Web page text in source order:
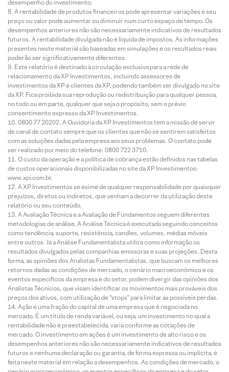
desempenho do investimento.
A rentabilidade de produtos financeiros pode apresentar variações e seu
preço ou valor pode aumentar ou diminuir num curto espaço de tempo. Os
desempenhos anteriores não são necessariamente indicativos de resultados
futuros. A rentabilidade divulgada não é líquida de impostos. As informações
presentes neste material são baseadas em simulações e os resultados reais
poderão ser significativamente diferentes.
Este relatório é destinado à circulação exclusiva para a rede de
relacionamento da XP Investimentos, incluindo assessores de
investimentos da XP e clientes da XP, podendo também ser divulgado no site
da XP. Fica proibida sua reprodução ou redistribuição para qualquer pessoa,
no todo ou em parte, qualquer que seja o propósito, sem o prévio
consentimento expresso da XP Investimentos.
0800 77 20202. A Ouvidoria da XP Investimentos tem a missão de servir
de canal de contato sempre que os clientes que não se sentirem satisfeitos
com as soluções dadas pela empresa aos seus problemas. O contato pode
ser realizado por meio do telefone: 0800 722 3710.
O custo da operação e a política de cobrança estão definidos nas tabelas
de custos operacionais disponibilizadas no site da XP Investimentos:
www.xpi.com.br.
A XP Investimentos se exime de qualquer responsabilidade por quaisquer
prejuízos, diretos ou indiretos, que venham a decorrer da utilização deste
relatório ou seu conteúdo.
A Avaliação Técnica e a Avaliação de Fundamentos seguem diferentes
metodologias de análise. A Análise Técnica é executada seguindo conceitos
como tendência, suporte, resistência, candles, volumes, médias móveis
entre outros. Já a Análise Fundamentalista utiliza como informação os
resultados divulgados pelas companhias emissoras e suas projeções. Desta
forma, as opiniões dos Analistas Fundamentalistas, que buscam os melhores
retornos dadas as condições de mercado, o cenário macroeconômico e os
eventos específicos da empresa e do setor, podem divergir das opiniões dos
Analistas Técnicos, que visam identificar os movimentos mais prováveis dos
preços dos ativos, com utilização de “stops” para limitar as possíveis perdas.
Ação é uma fração do capital de uma empresa que é negociada no
mercado. É um título de renda variável, ou seja, um investimento no qual a
rentabilidade não é preestabelecida, varia conforme as cotações de
mercado. O investimento em ações é um investimento de alto risco e os
desempenhos anteriores não são necessariamente indicativos de resultados
futuros e nenhuma declaração ou garantia, de forma expressa ou implícita, é
feita neste material em relação a desempenhos. As condições de mercado, o